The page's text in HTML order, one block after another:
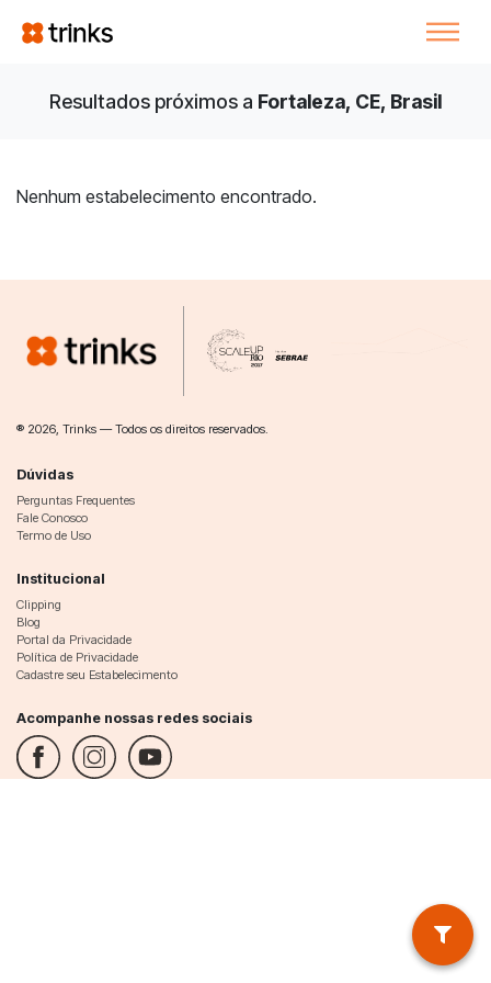
Resultados próximos a Fortaleza, CE, Brasil
Nenhum estabelecimento encontrado.
® 2026, Trinks — Todos os direitos reservados.
Dúvidas
Perguntas Frequentes
Fale Conosco
Termo de Uso
Institucional
Clipping
Blog
Portal da Privacidade
Política de Privacidade
Cadastre seu Estabelecimento
Acompanhe nossas redes sociais